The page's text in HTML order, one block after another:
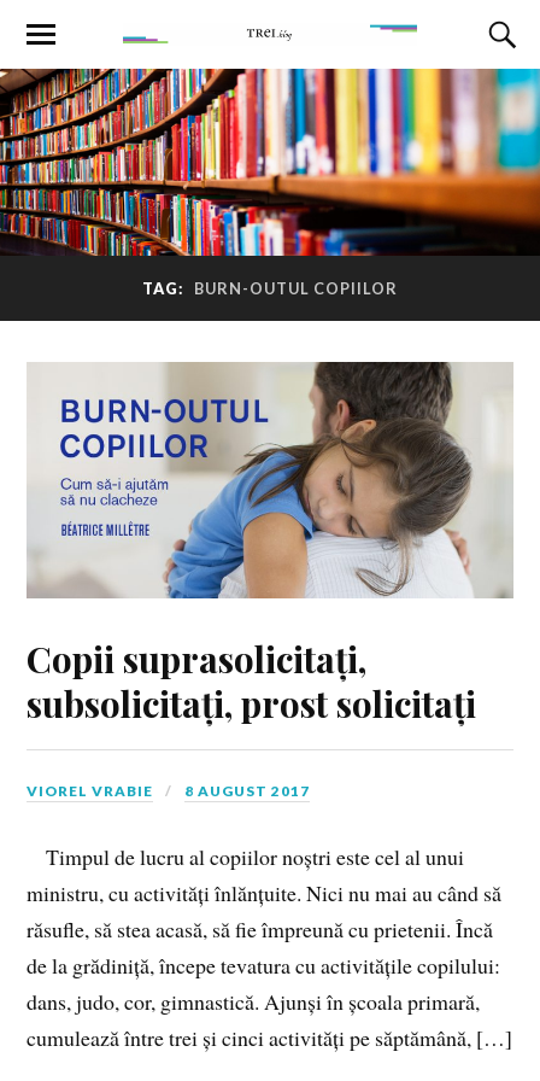
TAG: BURN-OUTUL COPIILOR
Copii suprasolicitați,
subsolicitați, prost solicitați
VIOREL VRABIE 8 AUGUST 2017
Timpul de lucru al copiilor noștri este cel al unui
ministru, cu activități înlănțuite. Nici nu mai au când să
răsufle, să stea acasă, să fie împreună cu prietenii. Încă
de la grădiniță, începe tevatura cu activitățile copilului:
dans, judo, cor, gimnastică. Ajunși în școala primară,
cumulează între trei și cinci activități pe săptămână, […]